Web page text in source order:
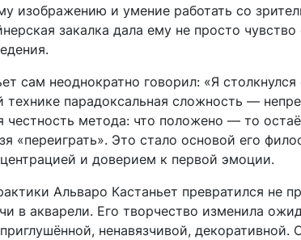
изображению и умение работать со
закалка дала ему не просто
сам неоднократно говорил: «Я
технике парадоксальная сложность —
метода: что положено — то
«переиграть». Это стало основой его
и доверием к первой эмоции.
Альваро Кастаньет превратился не
в акварели. Его творчество изменила
ненавязчивой,